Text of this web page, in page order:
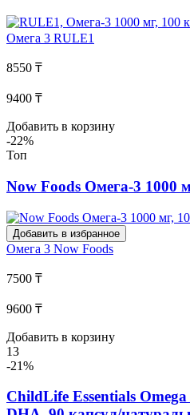
Омега 3 RULE1
8550 ₸
9400 ₸
Добавить в корзину
-22%
Топ
Now Foods Омега-3 1000
Добавить в избранное
Омега 3 Now Foods
7500 ₸
9600 ₸
Добавить в корзину
13
-21%
ChildLife Essentials